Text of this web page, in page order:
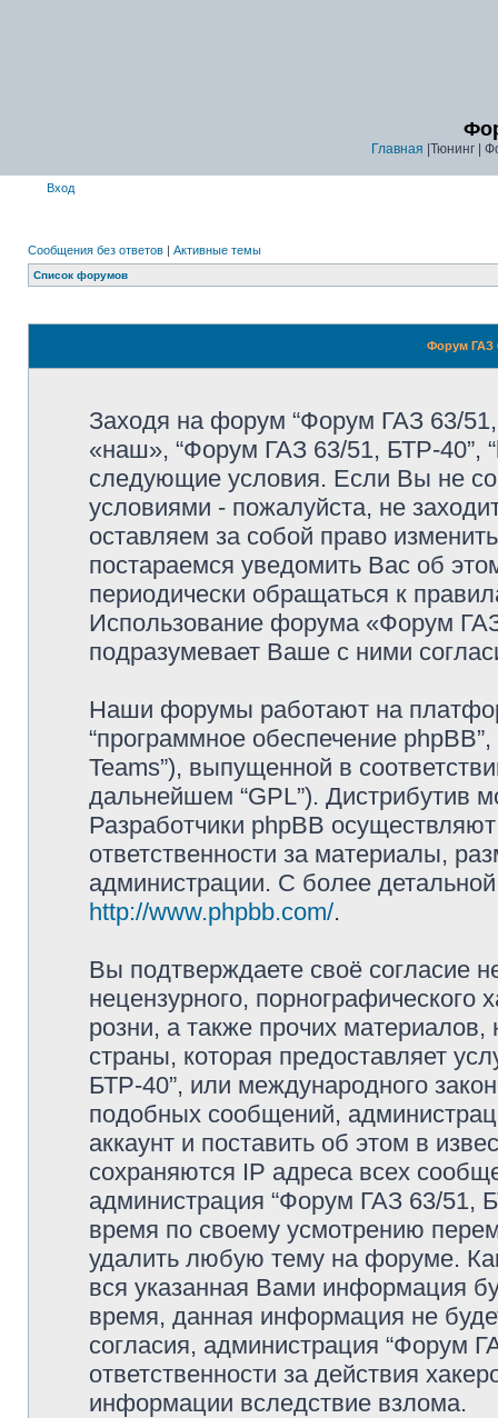
Главная |Тюнинг |
Вход
Сообщения без ответов | Активные темы
Список форумов
Форум ГАЗ
Заходя на форум “Форум ГАЗ 63/
«наш», “Форум ГАЗ 63/51, БТР-40”,
следующие условия. Если Вы не
условиями - пожалуйста, не
оставляем за собой право
постараемся уведомить Вас об
периодически обращаться к
Использование форума «Форум
подразумевает Ваше с ними
Наши форумы работают на
“программное обеспечение
Teams”), выпущенной в
дальнейшем “GPL”). Дистрибутив
Разработчики phpBB
ответственности за материалы,
администрации. С более
http://www.phpbb.com/.
Вы подтверждаете своё согласие
нецензурного, порнографического
розни, а также прочих
страны, которая предоставляет
БТР-40”, или международного
подобных сообщений,
аккаунт и поставить об этом в
сохраняются IP адреса всех
администрация “Форум ГАЗ 63/51,
время по своему усмотрению
удалить любую тему на форуме.
вся указанная Вами информация
время, данная информация не
согласия, администрация “Форум
ответственности за действия
информации вследствие взлома.